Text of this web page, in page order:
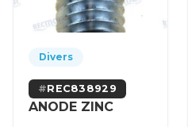
Divers
REC838929
ANODE ZINC